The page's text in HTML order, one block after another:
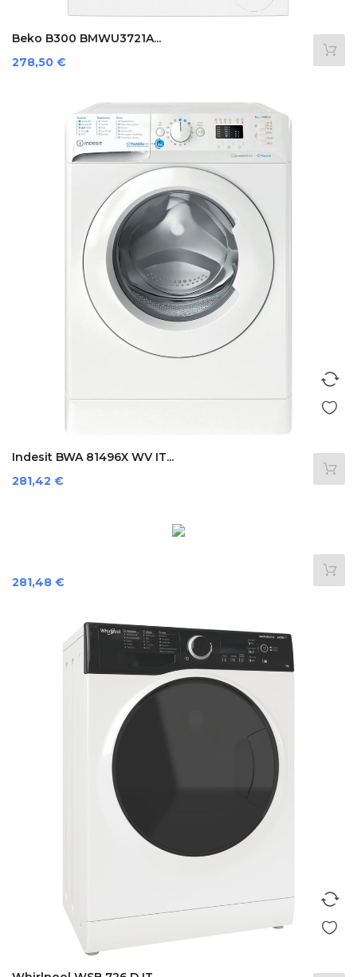
Beko B300 BMWU3721A...
Preis
278,50 €
Indesit BWA 81496X WV IT...
Preis
281,42 €
Preis
281,48 €